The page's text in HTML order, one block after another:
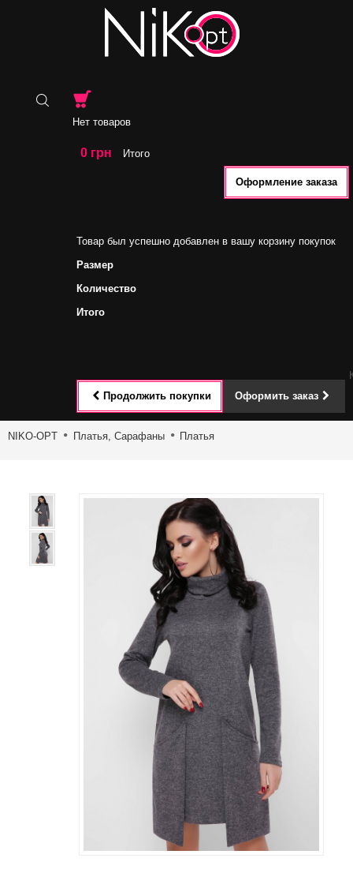
Нет товаров
0 грн Итого
Оформление заказа
Товар был успешно добавлен в вашу корзину покупок
Размер
Количество
Итого
Продолжить покупки Оформить заказ
Toggle
NIKO-OPT Платья, Сарафаны Платья